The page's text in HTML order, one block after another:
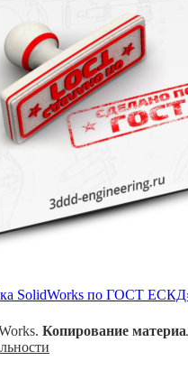
SolidWorks по ГОСТ
Копирование